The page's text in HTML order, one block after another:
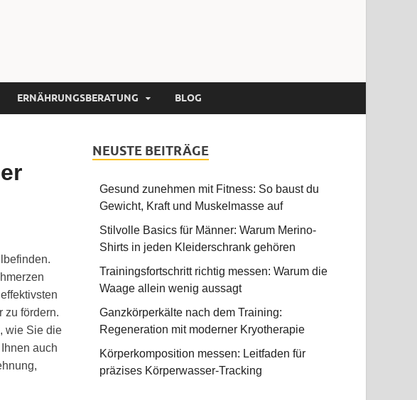
ERNÄHRUNGSBERATUNG BLOG
zu fördern.
wie Sie die
auch
NEUSTE BEITRÄGE
Gesund zunehmen mit Fitness: So baust du
Gewicht, Kraft und Muskelmasse auf
Stilvolle Basics für Männer: Warum Merino-
Shirts in jeden Kleiderschrank gehören
Trainingsfortschritt richtig messen: Warum die
Waage allein wenig aussagt
Ganzkörperkälte nach dem Training:
Regeneration mit moderner Kryotherapie
Körperkomposition messen: Leitfaden für
präzises Körperwasser-Tracking